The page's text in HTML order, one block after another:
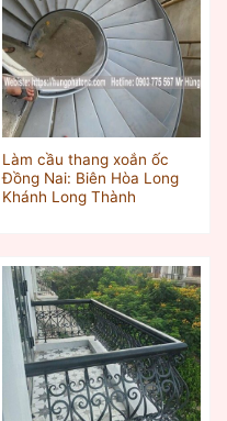
Làm cầu thang xoắn ốc
Đồng Nai: Biên Hòa Long
Khánh Long Thành